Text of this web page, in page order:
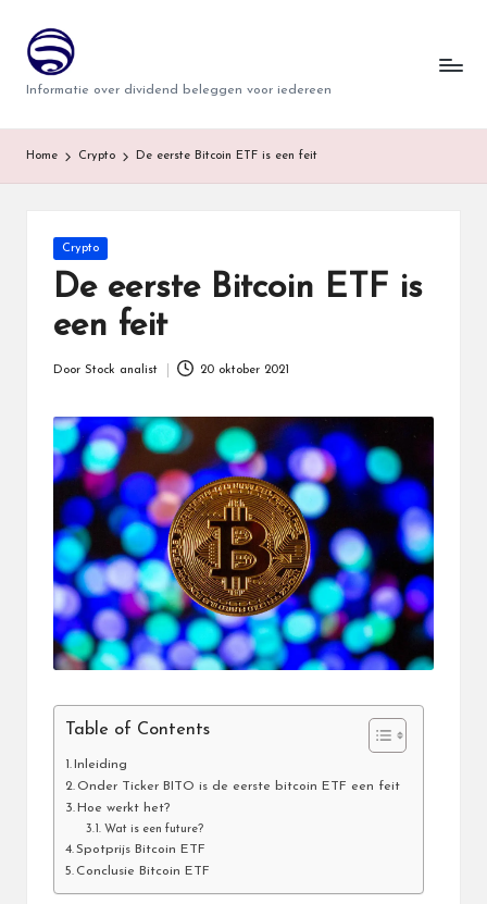
T
w
i
n
Informatie over dividend beleggen voor iedereen
Home Crypto De eerste Bitcoin ETF is een feit
Geplaatst
in
Crypto
De eerste Bitcoin ETF is
een feit
Door Stock analist 20 oktober 2021
Table of Contents
Inleiding
Onder Ticker BITO is de eerste bitcoin ETF een feit
Hoe werkt het?
Wat is een future?
Spotprijs Bitcoin ETF
Conclusie Bitcoin ETF